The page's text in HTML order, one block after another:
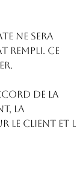
ne sera
rempli. Ce
de la
la
le Client et